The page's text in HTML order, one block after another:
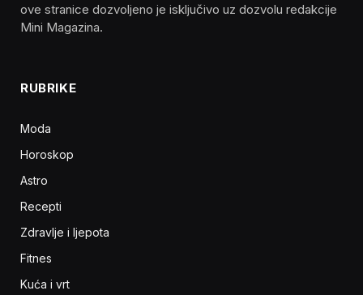
ove stranice dozvoljeno je isključivo uz dozvolu redakcije
Mini Magazina.
RUBRIKE
Moda
Horoskop
Astro
Recepti
Zdravlje i ljepota
Fitnes
Kuća i vrt